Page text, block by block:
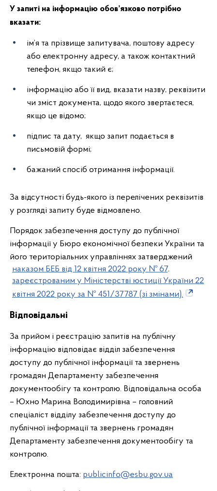
У запиті на інформацію обов’язково потрібно
вказати:
ім’я та прізвище запитувача, поштову адресу
або електронну адресу, а також контактний
телефон, якщо такий є;
інформацію або її вид, вказати назву, реквізити
чи зміст документа, щодо якого звертаєтеся,
якщо це відомо;
підпис та дату, якщо запит подається в
письмовій формі;
бажаний спосіб отримання інформації.
За відсутності будь-якого із перелічених реквізитів
у розгляді запиту буде відмовлено.
Порядок забезпечення доступу до публічної
інформації у Бюро економічної безпеки України та
його територіальних управліннях затверджений
наказом БЕБ від 12 квітня 2022 року № 67,
зареєстрованим у Міністерстві юстиції України 22
квітня 2022 року за № 451/37787 (зі змінами).
Відповідальні
За прийом і реєстрацію запитів на публічну
інформацію відповідає відділ забезпечення
доступу до публічної інформації та звернень
громадян Департаменту забезпечення
документообігу та контролю. Відповідальна особа
– Юхно Марина Володимирівна – головний
спеціаліст відділу забезпечення доступу до
публічної інформації та звернень громадян
Департаменту забезпечення документообігу та
контролю.
Електронна пошта: publicinfo@esbu.gov.ua